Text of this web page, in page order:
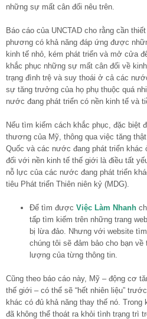
những sự mất cân đối nêu trên.
Báo cáo của UNCTAD cho rằng cần
phương có khả năng đáp ứng được
kinh tế nhỏ, kém phát triển và mở cửa
khắc phục những sự mất cân đối về
trạng đình trệ và suy thoái ở cả các
sự tăng trưởng của họ phụ thuộc quá
nước đang phát triển có nền kinh tế và
Nếu tìm kiếm cách khắc phục, đặc biệt
thương của Mỹ, thông qua việc tăng
Quốc và các nước đang phát triển
đối với nền kinh tế thế giới là điều tất
nỗ lực của các nước đang phát triển
tiêu Phát triển Thiên niên kỷ (MDG).
Để tìm được Việc Làm Nhanh
tấp tìm kiếm trên những trang
bị lừa đảo. Nhưng với website tìm
chúng tôi sẽ đảm bảo cho bạn
lượng của từng thông tin.
Cũng theo báo cáo này, Mỹ – động cơ
thế giới – có thể sẽ “hết nhiên liệu”
khác có đủ khả năng thay thế nó. Trong
đã không thể thoát ra khỏi tình trạng trì